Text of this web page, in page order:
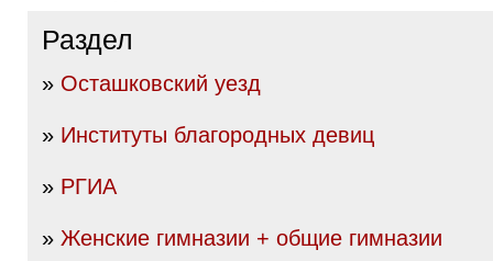
Раздел
» Осташковский уезд
» Институты благородных девиц
» РГИА
» Женские гимназии + общие гимназии